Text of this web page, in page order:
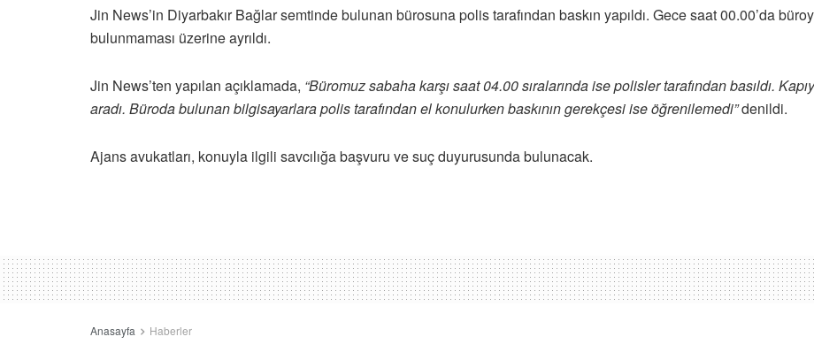
Jin News’in Diyarbakır Bağlar semtinde bulunan bürosuna polis tarafından baskın yapıldı. Gece saat 00.00’da
bulunmaması üzerine ayrıldı.
Jin News’ten yapılan açıklamada, “Büromuz sabaha karşı saat 04.00 sıralarında ise polisler tarafından basıldı.
aradı. Büroda bulunan bilgisayarlara polis tarafından el konulurken baskının gerekçesi ise öğrenilemedi”denildi.
Ajans avukatları, konuyla ilgili savcılığa başvuru ve suç duyurusunda bulunacak.
Anasayfa Haberler